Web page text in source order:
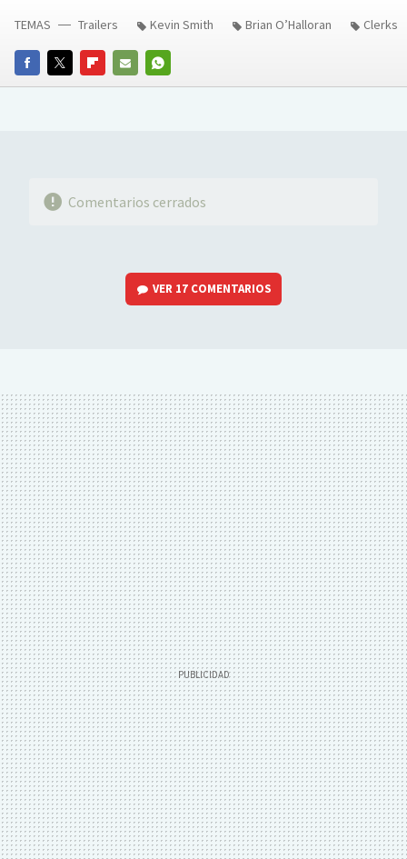
FACEBOOKTWITTERFLIPBOARD
E-
WHATSAPP
TEMAS Trailers Kevin Smith Brian O’Halloran Clerks
Comentarios cerrados
VER 17 COMENTARIOS